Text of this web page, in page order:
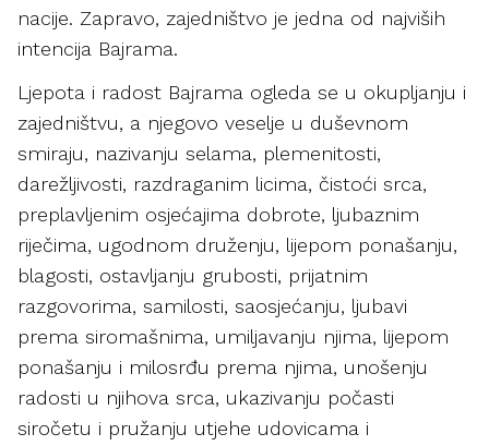
nacije. Zapravo, zajedništvo je jedna od najviših
intencija Bajrama.
Ljepota i radost Bajrama ogleda se u okupljanju i
zajedništvu, a njegovo veselje u duševnom
smiraju, nazivanju selama, plemenitosti,
darežljivosti, razdraganim licima, čistoći srca,
preplavljenim osjećajima dobrote, ljubaznim
riječima, ugodnom druženju, lijepom ponašanju,
blagosti, ostavljanju grubosti, prijatnim
razgovorima, samilosti, saosjećanju, ljubavi
prema siromašnima, umiljavanju njima, lijepom
ponašanju i milosrđu prema njima, unošenju
radosti u njihova srca, ukazivanju počasti
siročetu i pružanju utjehe udovicama i